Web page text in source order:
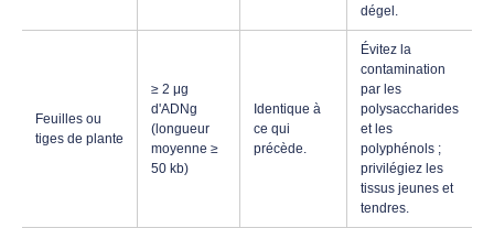
dégel.
Feuilles ou
tiges de plante
≥ 2 μg
d'ADNg
(longueur
moyenne ≥
50 kb)
Identique à
ce qui
précède.
Évitez la
contamination
par les
polysaccharides
et les
polyphénols ;
privilégiez les
tissus jeunes et
tendres.